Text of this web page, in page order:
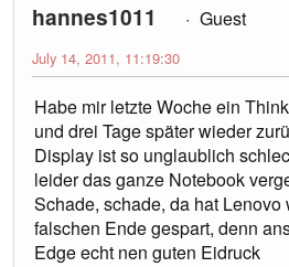
hannes1011
Guest
July 14, 2011, 11:19:30
Habe mir letzte Woche ein
und drei Tage später wieder
Display ist so unglaublich
leider das ganze Notebook
Schade, schade, da hat Lenovo
falschen Ende gespart, denn
Edge echt nen guten Eidruck